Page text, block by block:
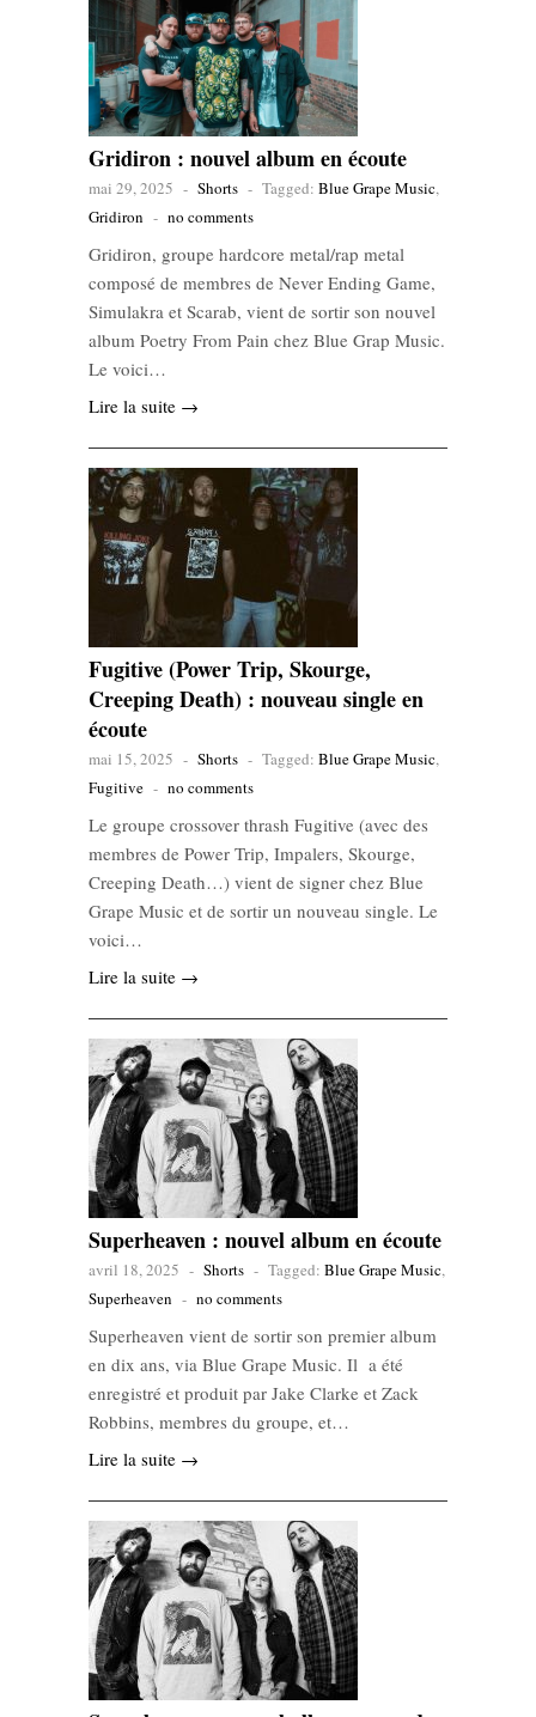
Gridiron : nouvel album en écoute
mai 29, 2025 - Shorts - Tagged: Blue Grape Music,
Gridiron - no comments
Gridiron, groupe hardcore metal/rap metal
composé de membres de Never Ending Game,
Simulakra et Scarab, vient de sortir son nouvel
album Poetry From Pain chez Blue Grap Music.
Le voici…
Lire la suite →
Fugitive (Power Trip, Skourge,
Creeping Death) : nouveau single en
écoute
mai 15, 2025 - Shorts - Tagged: Blue Grape Music,
Fugitive - no comments
Le groupe crossover thrash Fugitive (avec des
membres de Power Trip, Impalers, Skourge,
Creeping Death…) vient de signer chez Blue
Grape Music et de sortir un nouveau single. Le
voici…
Lire la suite →
Superheaven : nouvel album en écoute
avril 18, 2025 - Shorts - Tagged: Blue Grape Music,
Superheaven - no comments
Superheaven vient de sortir son premier album
en dix ans, via Blue Grape Music. Il a été
enregistré et produit par Jake Clarke et Zack
Robbins, membres du groupe, et…
Lire la suite →